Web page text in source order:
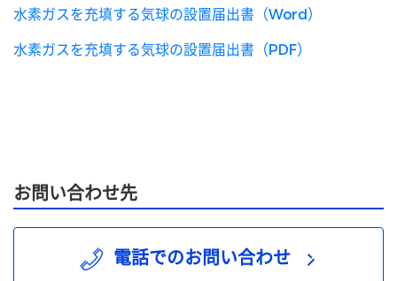
水素ガスを充填する気球の設置届出書（Word）
水素ガスを充填する気球の設置届出書（PDF）
お問い合わせ先
電話でのお問い合わせ